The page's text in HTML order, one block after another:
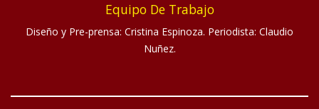
Equipo De Trabajo
Diseño y Pre-prensa: Cristina Espinoza. Periodista: Claudio
Nuñez.